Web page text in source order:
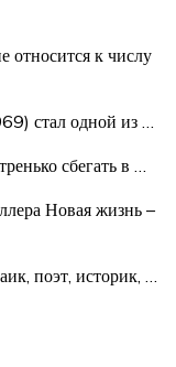
относится к числу
стал одной из
сбегать в
Новая жизнь –
поэт, историк,